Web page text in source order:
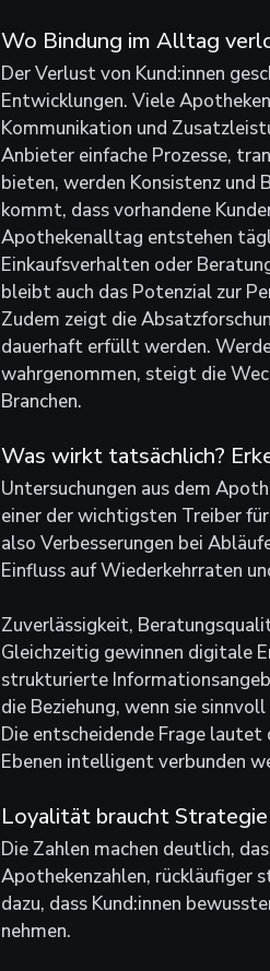
Wo Bindung im Alltag
Der Verlust von Kund:innen
Entwicklungen. Viele
Kommunikation und
Anbieter einfache Prozesse,
bieten, werden Konsistenz
kommt, dass vorhandene
Apothekenalltag entstehen
Einkaufsverhalten oder
bleibt auch das Potenzial zur
Zudem zeigt die
dauerhaft erfüllt werden.
wahrgenommen, steigt die
Branchen.
Was wirkt tatsächlich?
Untersuchungen aus dem
einer der wichtigsten Treiber
also Verbesserungen bei
Einfluss auf Wiederkehrraten
Zuverlässigkeit,
Gleichzeitig gewinnen digitale
strukturierte
die Beziehung, wenn sie
Die entscheidende Frage
Ebenen intelligent verbunden
Loyalität braucht Strategie
Die Zahlen machen deutlich,
Apothekenzahlen, rückläufiger
dazu, dass Kund:innen
nehmen.